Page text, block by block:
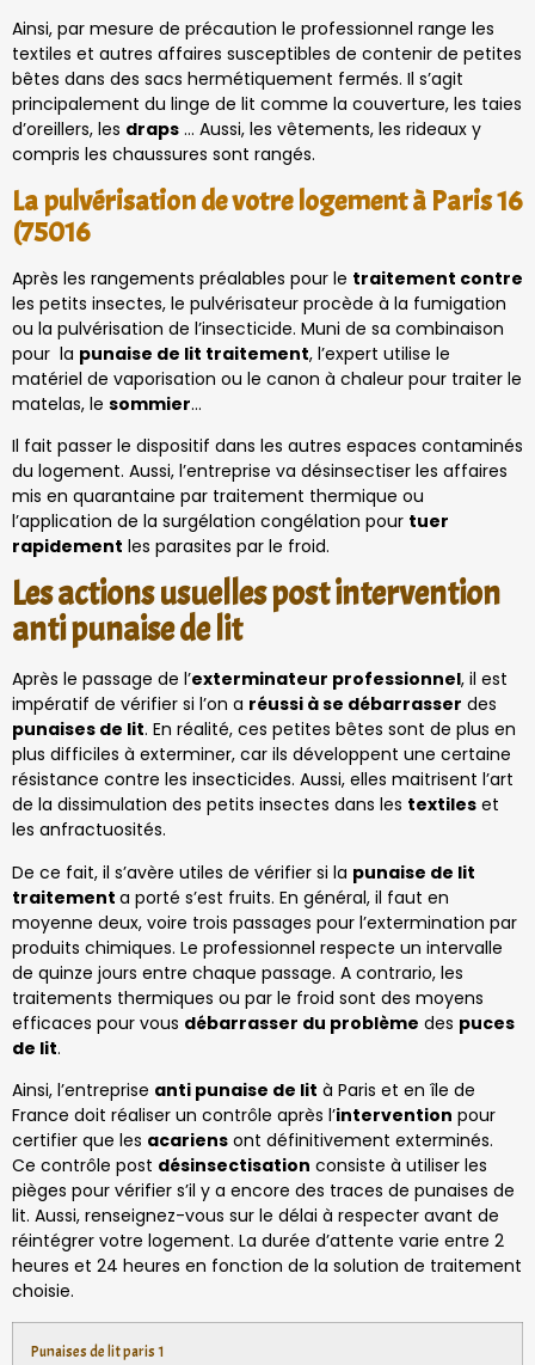
Ainsi, par mesure de précaution le professionnel range les
textiles et autres affaires susceptibles de contenir de petites
bêtes dans des sacs hermétiquement fermés. Il s’agit
principalement du linge de lit comme la couverture, les taies
d’oreillers, les draps … Aussi, les vêtements, les rideaux y
compris les chaussures sont rangés.
La pulvérisation de votre logement à Paris 16
(75016
Après les rangements préalables pour le traitement contre
les petits insectes, le pulvérisateur procède à la fumigation
ou la pulvérisation de l’insecticide. Muni de sa combinaison
pour la punaise de lit traitement, l’expert utilise le
matériel de vaporisation ou le canon à chaleur pour traiter le
matelas, le sommier…
Il fait passer le dispositif dans les autres espaces contaminés
du logement. Aussi, l’entreprise va désinsectiser les affaires
mis en quarantaine par traitement thermique ou
l’application de la surgélation congélation pour tuer
rapidement les parasites par le froid.
Les actions usuelles post intervention
anti punaise de lit
Après le passage de l’exterminateur professionnel, il est
impératif de vérifier si l’on a réussi à se débarrasser des
punaises de lit. En réalité, ces petites bêtes sont de plus en
plus difficiles à exterminer, car ils développent une certaine
résistance contre les insecticides. Aussi, elles maitrisent l’art
de la dissimulation des petits insectes dans les textiles et
les anfractuosités.
De ce fait, il s’avère utiles de vérifier si la punaise de lit
traitement a porté s’est fruits. En général, il faut en
moyenne deux, voire trois passages pour l’extermination par
produits chimiques. Le professionnel respecte un intervalle
de quinze jours entre chaque passage. A contrario, les
traitements thermiques ou par le froid sont des moyens
efficaces pour vous débarrasser du problème des puces
de lit.
Ainsi, l’entreprise anti punaise de lit à Paris et en île de
France doit réaliser un contrôle après l’intervention pour
certifier que les acariens ont définitivement exterminés.
Ce contrôle post désinsectisation consiste à utiliser les
pièges pour vérifier s’il y a encore des traces de punaises de
lit. Aussi, renseignez-vous sur le délai à respecter avant de
réintégrer votre logement. La durée d’attente varie entre 2
heures et 24 heures en fonction de la solution de traitement
choisie.
Punaises de lit paris 1